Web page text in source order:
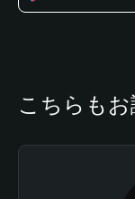
こちらもお